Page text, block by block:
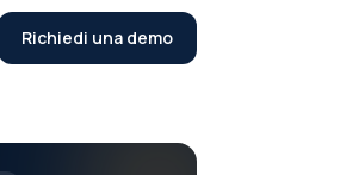
Richiedi una demo